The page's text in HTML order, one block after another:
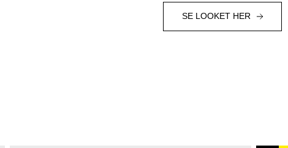
SE LOOKET HER